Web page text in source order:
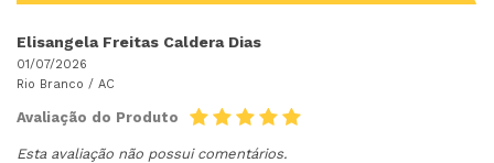
Elisangela Freitas Caldera Dias
01/07/2026
Rio Branco / AC
Avaliação do Produto
Esta avaliação não possui comentários.